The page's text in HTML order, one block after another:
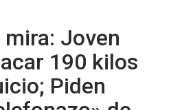
Joven
190 kilos
Piden